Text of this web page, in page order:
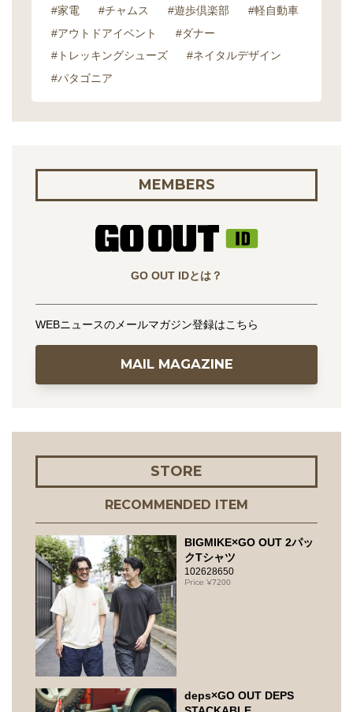
#家電 #チャムス #遊歩倶楽部
#軽自動車
#アウトドアイベント
#ダナー
#トレッキングシューズ
#ネイタルデザイン
#パタゴニア
MEMBERS
GO OUT IDとは？
WEBニュースのメールマガジン登録はこちら
MAIL MAGAZINE
STORE
RECOMMENDED ITEM
BIGMIKE×GO OUT 2パッ
クTシャツ
102628650
7200
deps×GO OUT DEPS